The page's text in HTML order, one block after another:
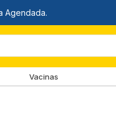
Vacinas